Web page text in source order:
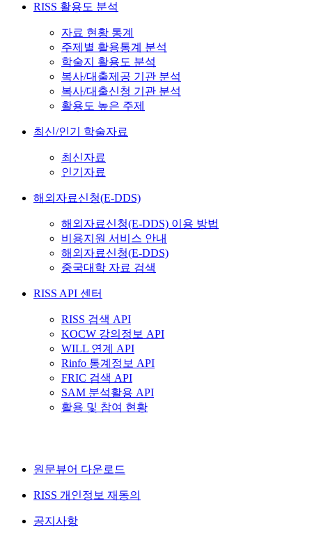
RISS 활용도 분석
자료 현황 통계
주제별 활용통계 분석
학술지 활용도 분석
복사/대출제공 기관 분석
복사/대출신청 기관 분석
활용도 높은 주제
최신/인기 학술자료
최신자료
인기자료
해외자료신청(E-DDS)
해외자료신청(E-DDS) 이용 방법
비용지원 서비스 안내
해외자료신청(E-DDS)
중국대학 자료 검색
RISS API 센터
RISS 검색 API
KOCW 강의정보 API
WILL 연계 API
Rinfo 통계정보 API
FRIC 검색 API
SAM 분석활용 API
활용 및 참여 현황
원문뷰어 다운로드
RISS 개인정보 재동의
공지사항